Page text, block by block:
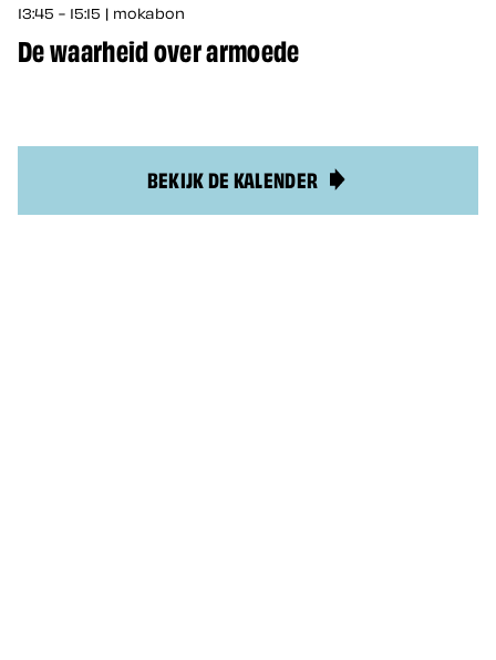
13:45 - 15:15 | mokabon
De waarheid over armoede
BEKIJK DE KALENDER